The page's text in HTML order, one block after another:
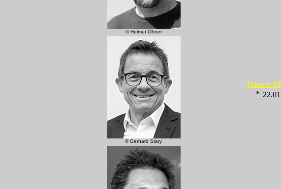
© Helmut Ohner
© Gerhard Stary
Hannes
*